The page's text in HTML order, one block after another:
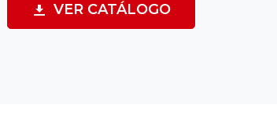
VER CATÁLOGO